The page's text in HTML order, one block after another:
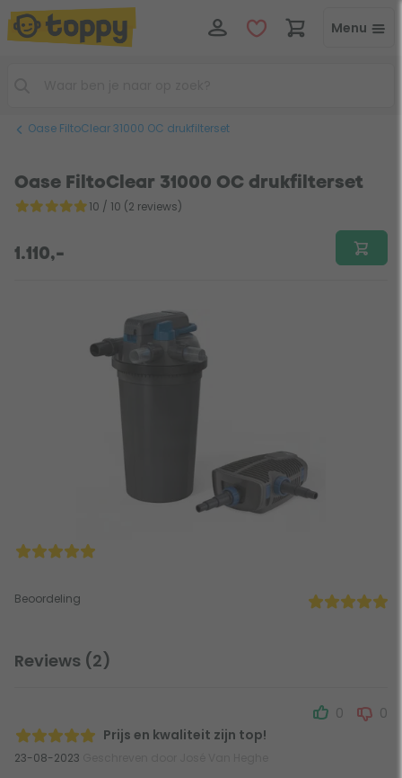
Menu
Oase FiltoClear 31000 OC drukfilterset
Oase FiltoClear 31000 OC drukfilterset
10 / 10 (2 reviews)
1.110,-
Beoordeling
Reviews (2)
Prijs en kwaliteit zijn top!
23-08-2023
0 0